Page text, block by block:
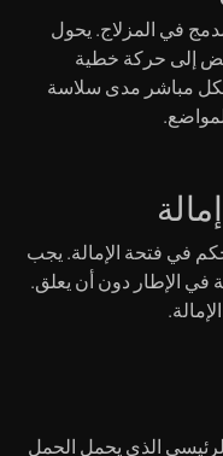
في المزلاج. يحول
إلى حركة خطية
مباشر مدى سلاسة
في فتحة الإمالة. يجب
في الإطار دون أن يعلق.
الذي يحمل الحمل